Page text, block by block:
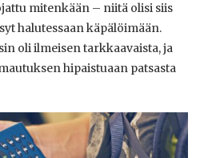
mitenkään – niitä olisi siis
halutessaan käpälöimään.
oli ilmeisen tarkkaavaista, ja
hipaistuaan patsasta